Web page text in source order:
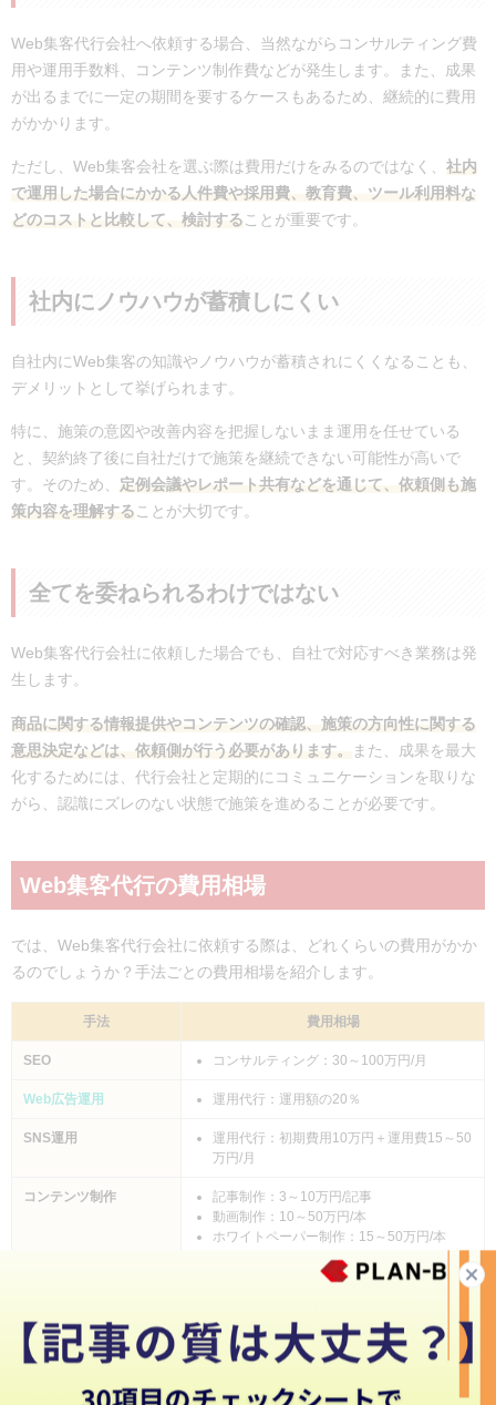
Web集客代行会社へ依頼する場合、当然ながらコンサルティング費
用や運用手数料、コンテンツ制作費などが発生します。また、成果
が出るまでに一定の期間を要するケースもあるため、継続的に費用
がかかります。
ただし、Web集客会社を選ぶ際は費用だけをみるのではなく、 社内
で運用した場合にかかる人件費や採用費、教育費、ツール利用料な
どのコストと比較して、検討する ことが重要です。
社内にノウハウが蓄積しにくい
自社内にWeb集客の知識やノウハウが蓄積されにくくなることも、
デメリットとして挙げられます。
特に、施策の意図や改善内容を把握しないまま運用を任せている
と、契約終了後に自社だけで施策を継続できない可能性が高いで
す。そのため、 定例会議やレポート共有などを通じて、依頼側も施
策内容を理解することが大切です。
全てを委ねられるわけではない
Web集客代行会社に依頼した場合でも、自社で対応すべき業務は発
生します。
商品に関する情報提供やコンテンツの確認、施策の方向性に関する
意思決定などは、依頼側が行う必要があります。
また、成果を最大
化するためには、代行会社と定期的にコミュニケーションを取りな
がら、認識にズレのない状態で施策を進めることが必要です。
Web集客代行の費用相場
では、Web集客代行会社に依頼する際は、どれくらいの費用がかか
るのでしょうか？手法ごとの費用相場を紹介します。
手法 費用相場
SEO コンサルティング：30～100万円/月
Web広告運用 運用代行：運用額の20％
SNS運用
運用代行：初期費用10万円＋運用費15～50
万円/月
コンテンツ制作
記事制作：3～10万円/記事
動画制作：10～50万円/本
ホワイトペーパー制作：15～50万円/本
もしWeb集客にかけられる予算が限られている場合は、
自社
も検討するとよいでしょう。ツールを活用すれ